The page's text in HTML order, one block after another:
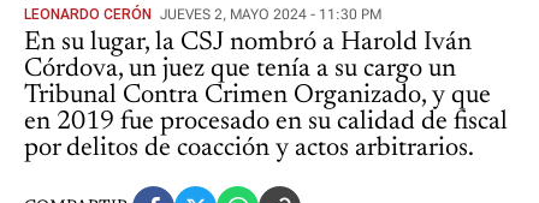
LEONARDO CERÓN JUEVES 2, MAYO 2024 - 11:30 PM
En su lugar, la CSJ nombró a Harold Iván
Córdova, un juez que tenía a su cargo un
Tribunal Contra Crimen Organizado, y que
en 2019 fue procesado en su calidad de fiscal
por delitos de coacción y actos arbitrarios.